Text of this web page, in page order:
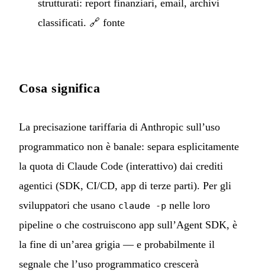
strutturati: report finanziari, email, archivi
classificati. 🔗 fonte
Cosa significa
La precisazione tariffaria di Anthropic sull’uso
programmatico non è banale: separa esplicitamente
la quota di Claude Code (interattivo) dai crediti
agentici (SDK, CI/CD, app di terze parti). Per gli
sviluppatori che usano claude -p nelle loro
pipeline o che costruiscono app sull’Agent SDK, è
la fine di un’area grigia — e probabilmente il
segnale che l’uso programmatico crescerà